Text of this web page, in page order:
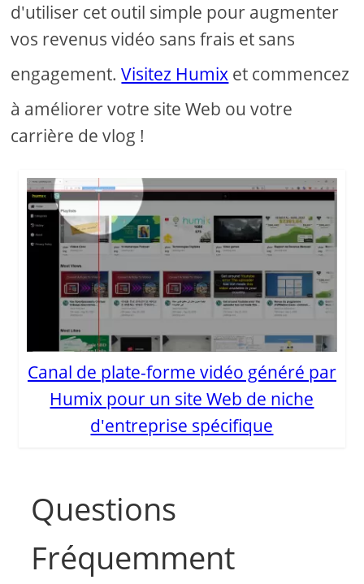
d'utiliser cet outil simple pour augmenter
vos revenus vidéo sans frais et sans
engagement.Visitez Humix et commencez
à améliorer votre site Web ou votre
carrière de vlog !
Canal de plate-forme vidéo généré par
Humix pour un site Web de niche
d'entreprise spécifique
Questions
Fréquemment